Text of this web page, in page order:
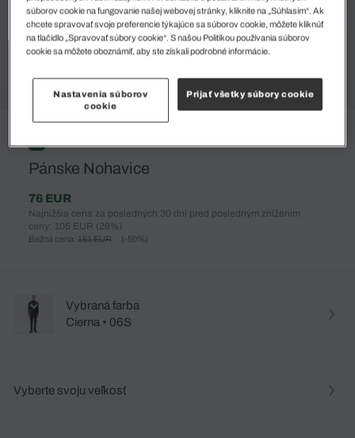
%
Pánske Nohavice
76 EUR
Najnižšia cena za posledných 30 dní pred posledným znížením
ceny: 105 EUR (28%)
Bežná cena: 151 EUR (-50%)
Vybraná farba
Cierna • 06S
Vyberte svoju veľkosť
súborov cookie na fungovanie našej webovej stránky, kliknite na „Súhlasím“. Ak
chcete spravovať svoje preferencie týkajúce sa súborov cookie, môžete kliknúť
na tlačidlo „Spravovať súbory cookie“. S našou Politikou používania súborov
cookie sa môžete oboznámiť, aby ste získali podrobné informácie.
Nastavenia súborov
cookie
Prijať všetky súbory cookie